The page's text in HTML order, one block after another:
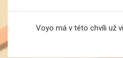
Voyo má v této chvíli už